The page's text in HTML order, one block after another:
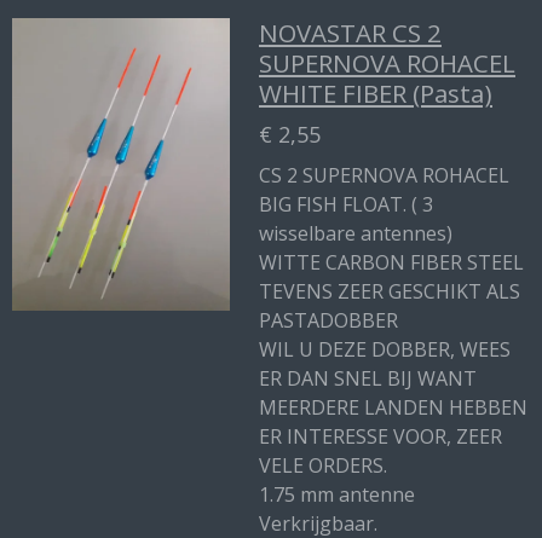
NOVASTAR CS 2
SUPERNOVA ROHACEL
WHITE FIBER (Pasta)
€ 2,55
CS 2 SUPERNOVA ROHACEL
BIG FISH FLOAT. ( 3
wisselbare antennes)
WITTE CARBON FIBER STEEL
TEVENS ZEER GESCHIKT ALS
PASTADOBBER
WIL U DEZE DOBBER, WEES
ER DAN SNEL BIJ WANT
MEERDERE LANDEN HEBBEN
ER INTERESSE VOOR, ZEER
VELE ORDERS.
1.75 mm antenne
Verkrijgbaar.